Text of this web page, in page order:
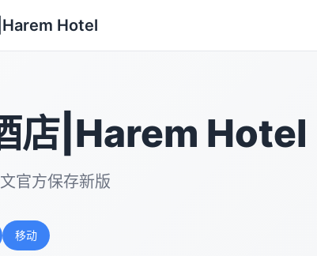
Hotel
店|Harem Hotel
官方保存新版
移动